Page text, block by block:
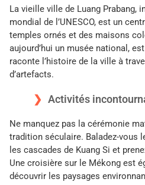
La vieille ville de Luang Prabang,
mondial de l’UNESCO, est un
temples ornés et des maisons
aujourd’hui un musée national,
raconte l’histoire de la ville à
d’artefacts.
Activités
Ne manquez pas la cérémonie
tradition séculaire. Baladez-vous
les cascades de Kuang Si et
Une croisière sur le Mékong est
découvrir les paysages